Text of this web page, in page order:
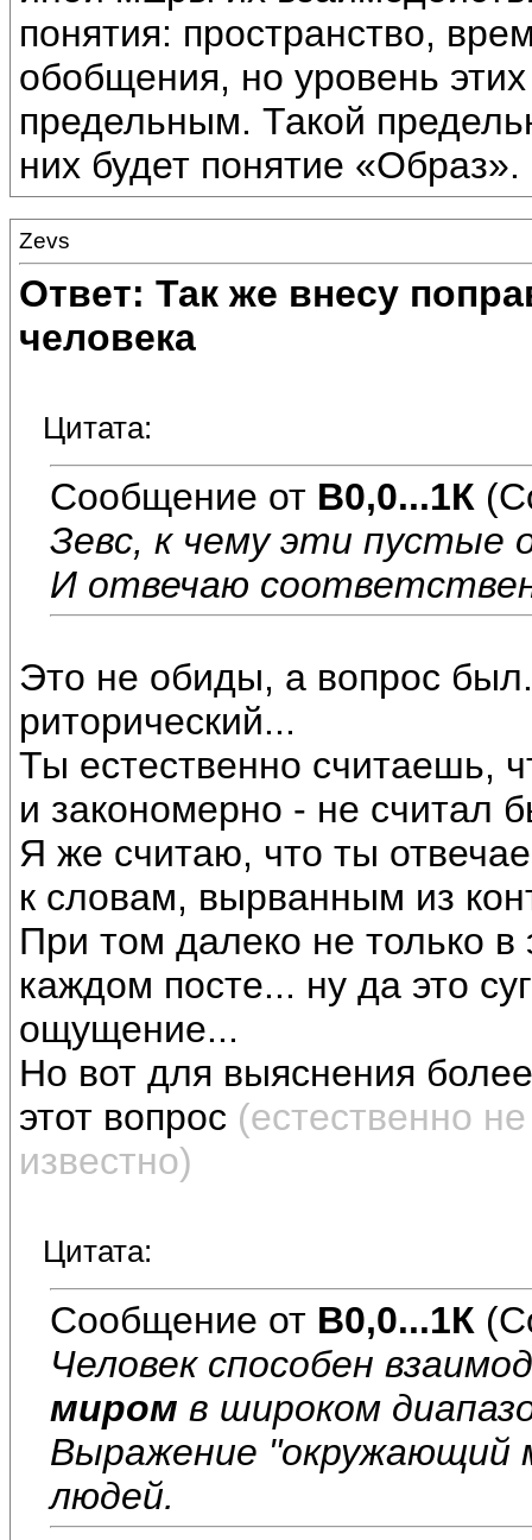
понятия: пространство,
обобщения, но уровень
предельным. Такой
них будет понятие «Образ».
Zevs
Ответ: Так же внесу
человека
Цитата:
Сообщение от В0,0...1К
Зевс, к чему эти пустые
И отвечаю
Это не обиды, а вопрос
риторический...
Ты естественно считаешь,
и закономерно - не считал
Я же считаю, что ты
к словам, вырванным из
При том далеко не только в
каждом посте... ну да это
ощущение...
Но вот для выяснения
этот вопрос (естественно
известно)
Цитата:
Сообщение от В0,0...1К
Человек способен
миром в широком
Выражение "окружающий
людей.